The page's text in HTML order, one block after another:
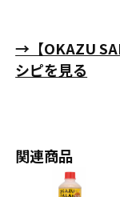
→【OKAZU
シピを見る
関連商品